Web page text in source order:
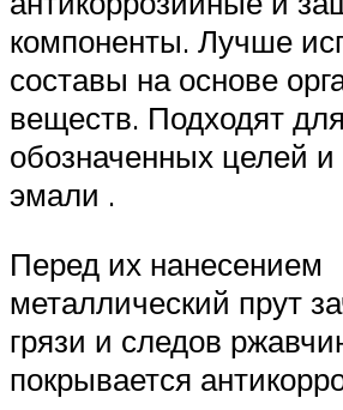
компоненты. Лучше
составы на основе
веществ. Подходят для
обозначенных целей и
эмали .
Перед их нанесением
металлический прут
грязи и следов
покрывается